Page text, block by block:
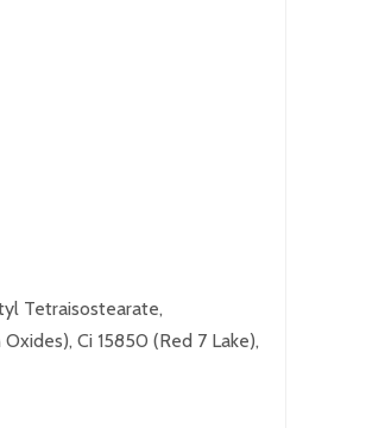
Tetraisostearate,
Ci 15850 (Red 7 Lake),